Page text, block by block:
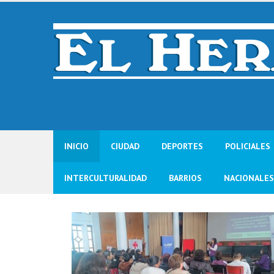
Skip
INICIO CIUDAD DEPORTES POLICIALES
INTERCULTURALIDAD BARRIOS NACIONALES